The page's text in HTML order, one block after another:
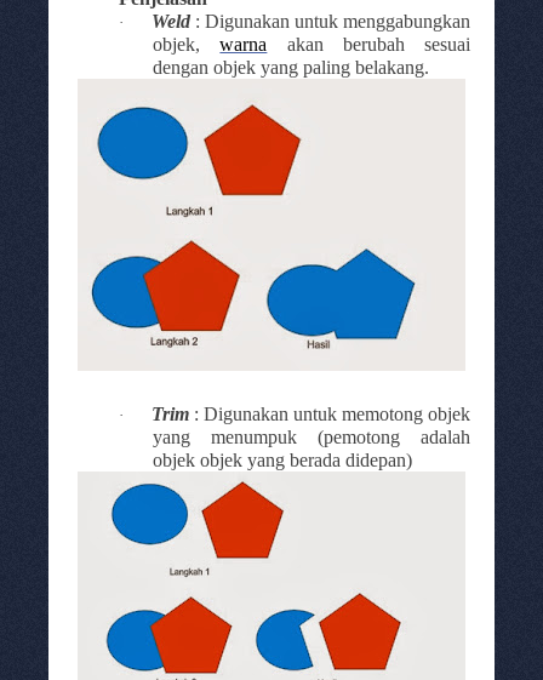
· Weld: Digunakan untuk menggabungkan
objek,warna akan berubah sesuai
dengan objekyang paling belakang.
· Trim: Digunakan untuk memotong objek
yang menumpuk (pemotong adalah
objekobjek yang berada didepan)